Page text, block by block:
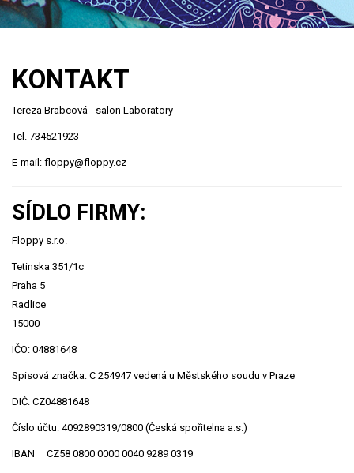
KONTAKT
Tereza Brabcová - salon Laboratory
Tel. 734521923
E-mail: floppy@floppy.cz
SÍDLO FIRMY:
Floppy s.r.o.
Tetinska 351/1c
Praha 5
Radlice
15000
IČO: 04881648
Spisová značka: C 254947 vedená u Městského soudu v Praze
DIČ: CZ04881648
Číslo účtu: 4092890319/0800 (Česká spořitelna a.s.)
IBAN CZ58 0800 0000 0040 9289 0319